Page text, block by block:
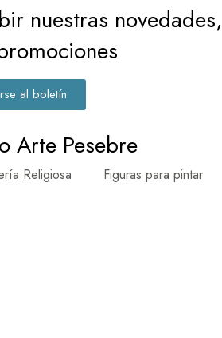
nuestras novedades,
al boletín
Arte Pesebre
Religiosa Figuras para pintar